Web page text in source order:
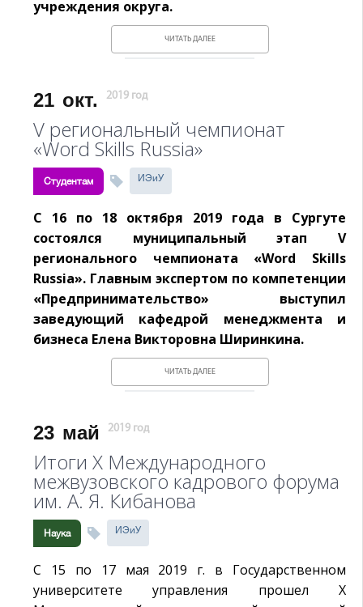
учреждения округа.
ЧИТАТЬ ДАЛЕЕ
21 окт. 2019 год
V региональный чемпионат
«Word Skills Russia»
Студентам ИЭиУ
С 16 по 18 октября 2019 года в Сургуте
состоялся муниципальный этап V
регионального чемпионата «Word Skills
Russia». Главным экспертом по компетенции
«Предпринимательство» выступил
заведующий кафедрой менеджмента и
бизнеса Елена Викторовна Ширинкина.
ЧИТАТЬ ДАЛЕЕ
23 май 2019 год
Итоги X Международного
межвузовского кадрового форума
им. А. Я. Кибанова
Наука ИЭиУ
С 15 по 17 мая 2019 г. в Государственном
университете управления прошел X